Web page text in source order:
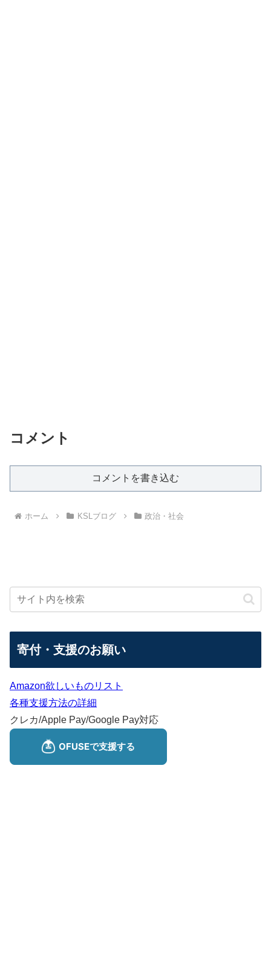
コメント
コメントを書き込む
ホーム KSLブログ 政治・社会
寄付・支援のお願い
Amazon欲しいものリスト
各種支援方法の詳細
クレカ/Apple Pay/Google Pay対応